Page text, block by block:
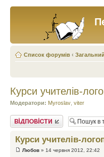
Список форумів ‹
Курси учителів-
Модератори: Myroslav viter
Відповісти
Курси учителів-
Любов » 14 червня 2012, 22:42